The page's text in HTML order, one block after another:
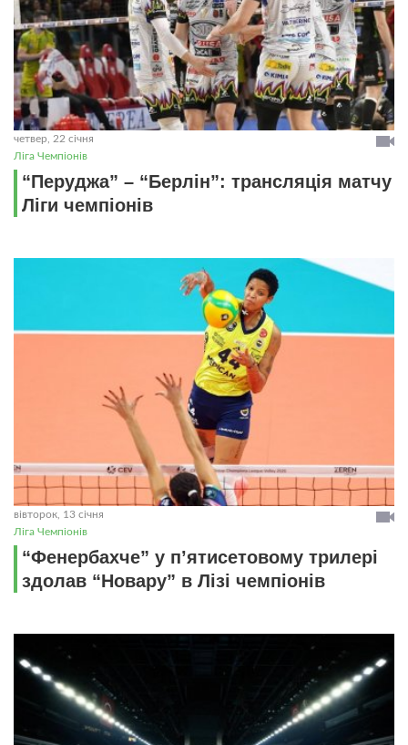
четвер, 22 січня
Ліга Чемпіонів
“Перуджа” – “Берлін”: трансляція матчу
Ліги чемпіонів
вівторок, 13 січня
Ліга Чемпіонів
“Фенербахче” у п’ятисетовому трилері
здолав “Новару” в Лізі чемпіонів